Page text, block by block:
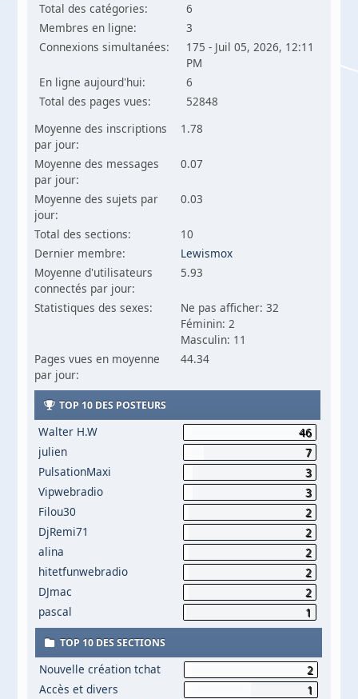
Total des catégories:
6
Membres en ligne:
3
Connexions simultanées:
175 - Juil 05, 2026, 12:11
PM
En ligne aujourd'hui:
6
Total des pages vues:
52848
Moyenne des inscriptions
par jour:
1.78
Moyenne des messages
par jour:
0.07
Moyenne des sujets par
jour:
0.03
Total des sections:
10
Dernier membre:
Lewismox
Moyenne d'utilisateurs
connectés par jour:
5.93
Statistiques des sexes:
Ne pas afficher: 32
Féminin: 2
Masculin: 11
Pages vues en moyenne
par jour:
44.34
TOP 10 DES POSTEURS
Walter H.W
46
julien
7
PulsationMaxi
3
Vipwebradio
3
Filou30
2
DjRemi71
2
alina
2
hitetfunwebradio
2
DJmac
2
pascal
1
TOP 10 DES SECTIONS
Nouvelle création tchat
2
Accès et divers
1